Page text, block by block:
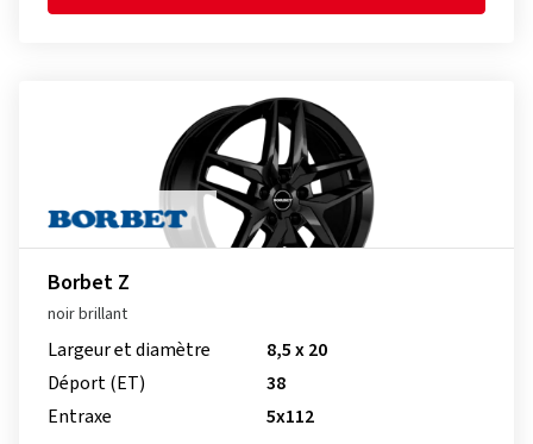
Borbet Z
noir brillant
Largeur et diamètre
8,5 x 20
Déport (ET)
38
Entraxe
5x112